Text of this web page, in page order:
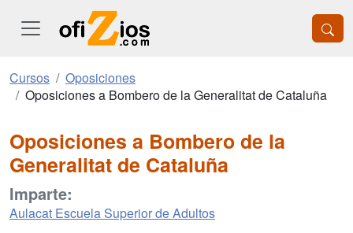
Cursos
Oposiciones
Oposiciones a Bombero de la Generalitat de Cataluña
Oposiciones a Bombero de la
Generalitat de Cataluña
Imparte:
Aulacat Escuela Superior de Adultos